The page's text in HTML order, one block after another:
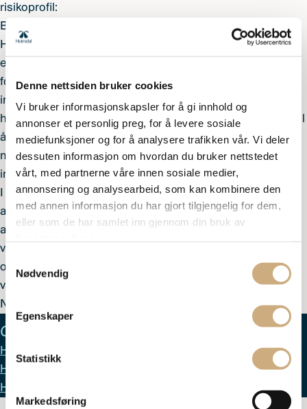
Denne nettsiden bruker cookies
Vi bruker informasjonskapsler for å gi innhold og
annonser et personlig preg, for å levere sosiale
mediefunksjoner og for å analysere trafikken vår. Vi deler
dessuten informasjon om hvordan du bruker nettstedet
vårt, med partnerne våre innen sosiale medier,
annonsering og analysearbeid, som kan kombinere den
med annen informasjon du har gjort tilgjengelig for dem,
eller som de har samlet inn gjennom din bruk av
Nødvendig
Egenskaper
Statistikk
Markedsføring
risikoprofil:
Beskrivelsen av Heimdal Høyrente endres fra at Heimdal
Høyrente er et
til at Heimdal Høyrente er
et
forenings definisjoner. Heimdal Høyrente endrer sin
investeringsprofil ved at mandatet utvides fra å
hovedsakelig investere i lån utstedt av norske selskaper til
å hovedsakelig investere i lån knyttet til det nordiske
markedet, hvor det tillates at 25% av fondets midler kan
investeres utenfor Norden.
I henhold til verdipapirfondlovens § 4-14 sjette ledd har
andelseierne anledning til gebyrfri innløsning av sine
andeler. Retten gjelder frem til fem dager før
vedtektsendringene gjennomføres. Det gjøres
oppmerksom på at innløsninger i henhold til fondenes
vedtekter § 6 er gebyrfrie.
Nye vedtekter trer i kraft 28.11. 2025
Oppdaterte vedtekter finner du her:
Heimdal Høyrente
Heimdal Norden Utbytte
Heimdal Utbytte